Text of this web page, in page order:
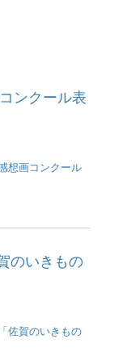
ンクール表
想画コンクール
のいきもの
佐賀のいきもの